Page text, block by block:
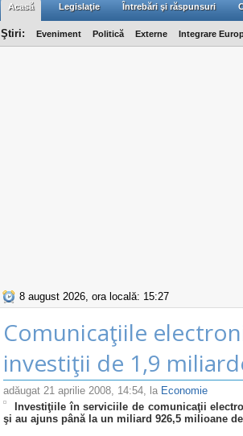
Acasă Legislaţie Întrebări şi răspunsuri
Ştiri: Eveniment Politică Externe Integrare
8 august 2026, ora locală: 15:27
Comunicaţiile
investiţii de 1,9
adăugat 21 aprilie 2008, 14:54, la Economie
Investiţiile în serviciile de comunicaţii
şi au ajuns până la un miliard 926,5 milioane